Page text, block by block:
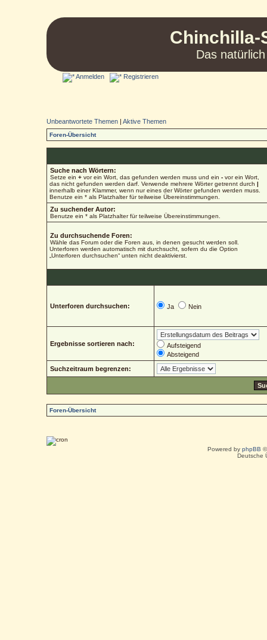
Chinchilla-
Das
Anmelden Registrieren
Unbeantwortete Themen |Aktive Themen
Foren-Übersicht
Suche nach Wörtern:
Setze ein+ vor ein Wort, das gefunden werden muss und ein- vor ein Wort,
das nicht gefunden werden darf. Verwende mehrere Wörter getrennt durch|
innerhalb einer Klammer, wenn nur eines der Wörter gefunden werden muss.
Benutze ein * als Platzhalter für teilweise Übereinstimmungen.
Zu suchender Autor:
Benutze ein * als Platzhalter für teilweise Übereinstimmungen.
Zu durchsuchende Foren:
Wähle das Forum oder die Foren aus, in denen gesucht werden soll.
Unterforen werden automatisch mit durchsucht, sofern du die Option
„Unterforen durchsuchen“ unten nicht deaktivierst.
Unterforen durchsuchen: Ja Nein
Ergebnisse sortieren nach:
Aufsteigend
Absteigend
Suchzeitraum begrenzen:
Foren-Übersicht
Powered by phpBB
Deutsche